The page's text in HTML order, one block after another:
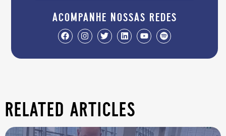
acompanhe nossas redes
related articles